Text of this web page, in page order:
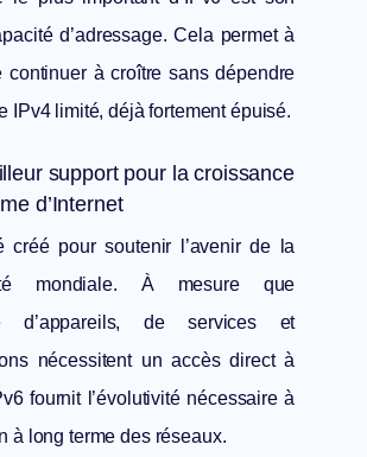
d’adressage. Cela permet à
continuer à croître sans dépendre
IPv4 limité, déjà fortement épuisé.
support pour la croissance
d’Internet
créé pour soutenir l’avenir de la
mondiale. À mesure que
d’appareils, de services et
nécessitent un accès direct à
fournit l’évolutivité nécessaire à
à long terme des réseaux.